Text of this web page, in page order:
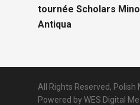
tournée Scholars
Antiqua
All Rights Reserved, Polish
Powered byWES Digital